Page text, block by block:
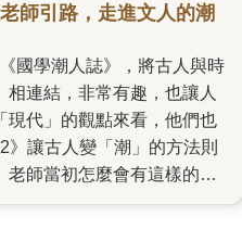
師引路，走進文人的潮
連結，非常有趣，也讓人
現代」的觀點來看，他們也
讓古人變「潮」的方法則
老師當初怎麼會有這樣的構